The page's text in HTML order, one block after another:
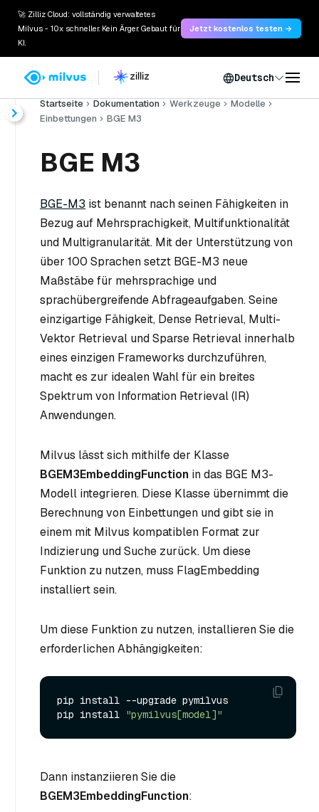
🚀 Zilliz Cloud: vollständig verwaltetes
Milvus - 10x schneller. Kein Ärger. Gebaut für
KI.
Jetzt kostenlos testen →
Deutsch
Startseite Dokumentation Werkzeuge
Modelle
Einbettungen
BGE M3
BGE M3
BGE-M3 ist benannt nach seinen Fähigkeiten in
Bezug auf Mehrsprachigkeit, Multifunktionalität
und Multigranularität. Mit der Unterstützung von
über 100 Sprachen setzt BGE-M3 neue
Maßstäbe für mehrsprachige und
sprachübergreifende Abfrageaufgaben. Seine
einzigartige Fähigkeit, Dense Retrieval, Multi-
Vektor Retrieval und Sparse Retrieval innerhalb
eines einzigen Frameworks durchzuführen,
macht es zur idealen Wahl für ein breites
Spektrum von Information Retrieval (IR)
Anwendungen.
Milvus lässt sich mithilfe der Klasse
BGEM3EmbeddingFunction in das BGE M3-
Modell integrieren. Diese Klasse übernimmt die
Berechnung von Einbettungen und gibt sie in
einem mit Milvus kompatiblen Format zur
Indizierung und Suche zurück. Um diese
Funktion zu nutzen, muss FlagEmbedding
installiert sein.
Um diese Funktion zu nutzen, installieren Sie die
erforderlichen Abhängigkeiten:
pip install --upgrade pymilvus
pip install "pymilvus[model]"
Dann instanziieren Sie die
BGEM3EmbeddingFunction: